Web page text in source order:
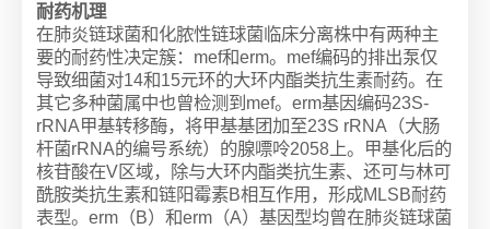
耐药机理
在肺炎链球菌和化脓性链球菌临床分离株中有两种主
要的耐药性决定簇：mef和erm。mef编码的排出泵仅
导致细菌对14和15元环的大环内酯类抗生素耐药。在
其它多种菌属中也曾检测到mef。erm基因编码23S-
rRNA甲基转移酶，将甲基基团加至23S rRNA（大肠
杆菌rRNA的编号系统）的腺嘌呤2058上。甲基化后的
核苷酸在V区域，除与大环内酯类抗生素、还可与林可
酰胺类抗生素和链阳霉素B相互作用，形成MLSB耐药
表型。erm（B）和erm（A）基因型均曾在肺炎链球菌